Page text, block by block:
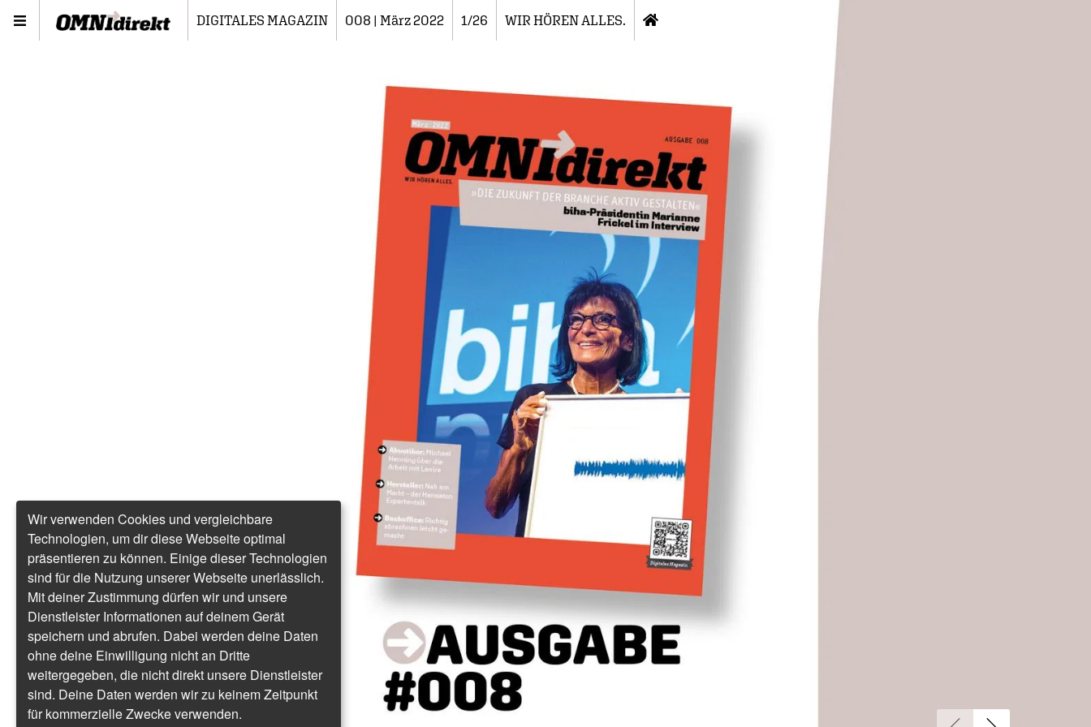
DIGITALES MAGAZIN 008 | März 2022 1/26 WIR HÖREN ALLES.
Wir verwenden Cookies und vergleichbare
Technologien, um dir diese Webseite optimal
präsentieren zu können. Einige dieser Technologien
sind für die Nutzung unserer Webseite unerlässlich.
Mit deiner Zustimmung dürfen wir und unsere
Dienstleister Informationen auf deinem Gerät
speichern und abrufen. Dabei werden deine Daten
ohne deine Einwilligung nicht an Dritte
weitergegeben, die nicht direkt unsere Dienstleister
sind. Deine Daten werden wir zu keinem Zeitpunkt
für kommerzielle Zwecke verwenden.